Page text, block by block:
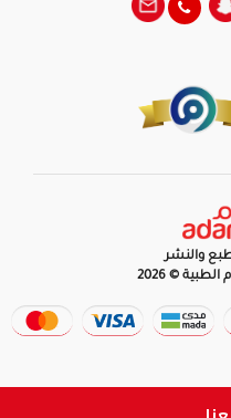
والنشر
© 2026